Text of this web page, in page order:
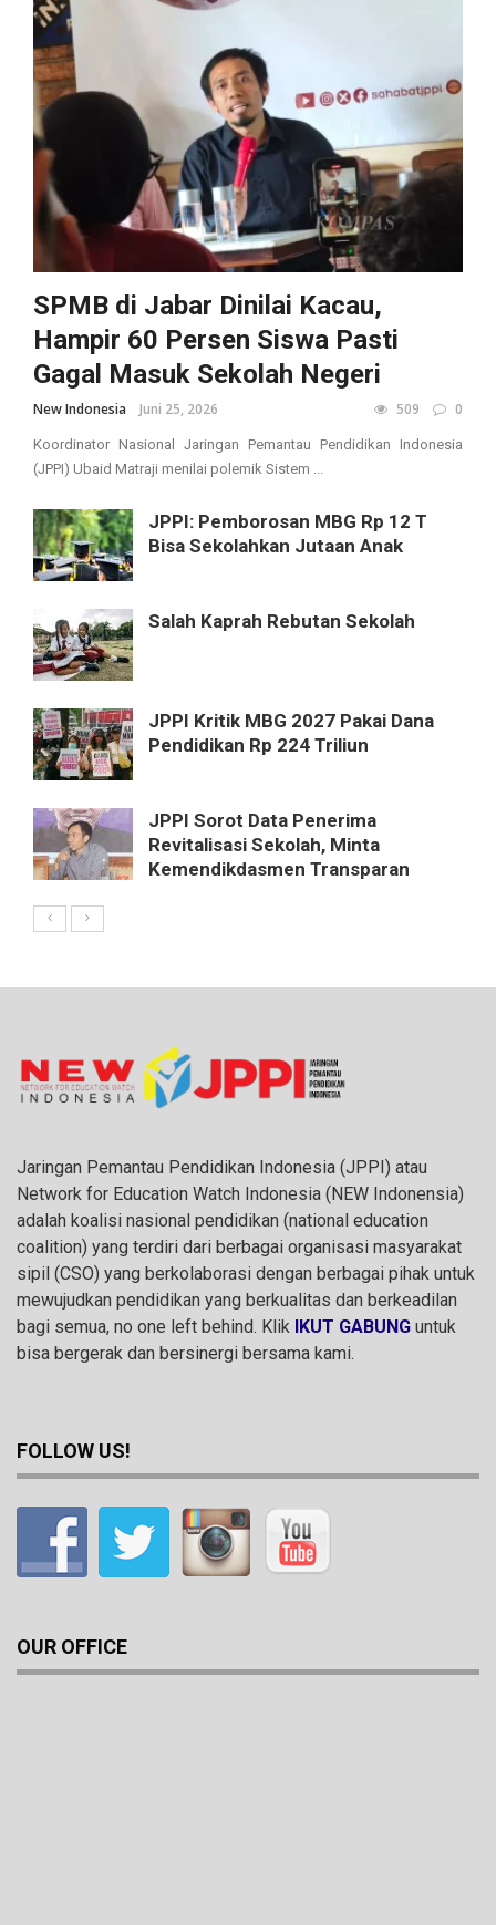
SPMB di Jabar Dinilai Kacau,
Hampir 60 Persen Siswa Pasti
Gagal Masuk Sekolah Negeri
New Indonesia Juni 25, 2026 509 0
Koordinator Nasional Jaringan Pemantau Pendidikan Indonesia
(JPPI) Ubaid Matraji menilai polemik Sistem ...
JPPI: Pemborosan MBG Rp 12 T
Bisa Sekolahkan Jutaan Anak
Salah Kaprah Rebutan Sekolah
JPPI Kritik MBG 2027 Pakai Dana
Pendidikan Rp 224 Triliun
JPPI Sorot Data Penerima
Revitalisasi Sekolah, Minta
Kemendikdasmen Transparan
Jaringan Pemantau Pendidikan Indonesia (JPPI) atau
Network for Education Watch Indonesia (NEW Indonensia)
adalah koalisi nasional pendidikan (national education
coalition) yang terdiri dari berbagai organisasi masyarakat
sipil (CSO) yang berkolaborasi dengan berbagai pihak untuk
mewujudkan pendidikan yang berkualitas dan berkeadilan
bagi semua, no one left behind. Klik IKUT GABUNG untuk
bisa bergerak dan bersinergi bersama kami.
FOLLOW US!
OUR OFFICE